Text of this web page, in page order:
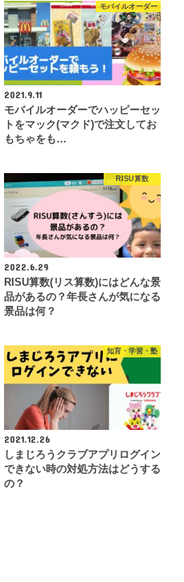
モバイルオーダー
2021.9.11
モバイルオーダーでハッピーセッ
トをマック(マクド)で注文してお
もちゃをも…
RISU算数
2022.6.29
RISU算数(リス算数)にはどんな景
品があるの？年長さんが気になる
景品は何？
知育・学習・塾
2021.12.26
しまじろうクラブアプリログイン
できない時の対処方法はどうする
の？